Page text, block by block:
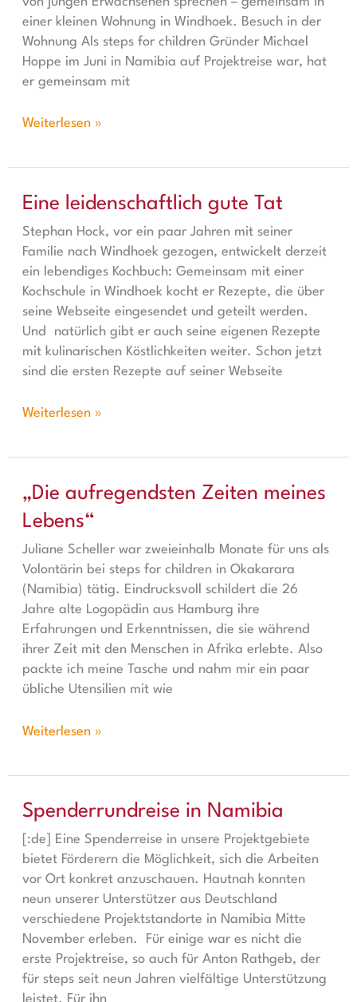
einer kleinen Wohnung in Windhoek. Besuch in der
Wohnung Als steps for children Gründer Michael
Hoppe im Juni in Namibia auf Projektreise war, hat
er gemeinsam mit
Weiterlesen »
Eine leidenschaftlich gute Tat
Stephan Hock, vor ein paar Jahren mit seiner
Familie nach Windhoek gezogen, entwickelt derzeit
ein lebendiges Kochbuch: Gemeinsam mit einer
Kochschule in Windhoek kocht er Rezepte, die über
seine Webseite eingesendet und geteilt werden.
Und natürlich gibt er auch seine eigenen Rezepte
mit kulinarischen Köstlichkeiten weiter. Schon jetzt
sind die ersten Rezepte auf seiner Webseite
Eine leidenschaftlich gute Tat
Weiterlesen »
„Die aufregendsten Zeiten meines
Lebens“
Juliane Scheller war zweieinhalb Monate für uns als
Volontärin bei steps for children in Okakarara
(Namibia) tätig. Eindrucksvoll schildert die 26
Jahre alte Logopädin aus Hamburg ihre
Erfahrungen und Erkenntnissen, die sie während
ihrer Zeit mit den Menschen in Afrika erlebte. Also
packte ich meine Tasche und nahm mir ein paar
übliche Utensilien mit wie
„Die aufregendsten Zeiten meines Lebens“
Weiterlesen »
Spenderrundreise in Namibia
[:de] Eine Spenderreise in unsere Projektgebiete
bietet Förderern die Möglichkeit, sich die Arbeiten
vor Ort konkret anzuschauen. Hautnah konnten
neun unserer Unterstützer aus Deutschland
verschiedene Projektstandorte in Namibia Mitte
November erleben. Für einige war es nicht die
erste Projektreise, so auch für Anton Rathgeb, der
für steps seit neun Jahren vielfältige Unterstützung
Spenderrundreise in Namibia